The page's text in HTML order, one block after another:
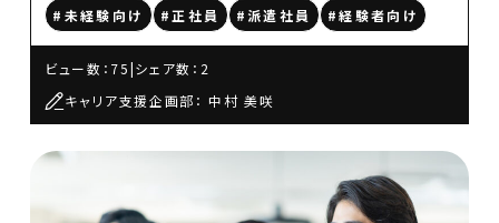
#未経験向け
#正社員 #派遣社員 #経験者向け
ビュー数：75|シェア数：2
キャリア支援企画部： 中村 美咲